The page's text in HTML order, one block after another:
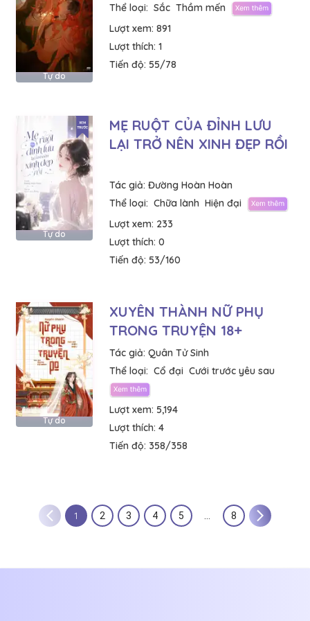
Tự do
Thể loại: Sắc Thầm mến
Lượt xem: 891
Lượt thích: 1
Tiến độ: 55/78
Tự do
MẸ RUỘT CỦA ĐỈNH LƯU
LẠI TRỞ NÊN XINH ĐẸP RỒI
Tác giả: Đường Hoàn Hoàn
Thể loại: Chữa lành Hiện đại
Lượt xem: 233
Lượt thích: 0
Tiến độ: 53/160
Tự do
XUYÊN THÀNH NỮ PHỤ
TRONG TRUYỆN 18+
Tác giả: Quân Tử Sinh
Thể loại: Cổ đại Cưới trước yêu sau
Lượt xem: 5,194
Lượt thích: 4
Tiến độ: 358/358
1 2 3 4 5 8